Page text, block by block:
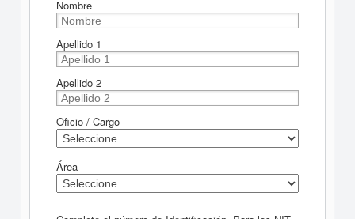
Nombre
Apellido 1
Apellido 2
Oficio / Cargo
Área